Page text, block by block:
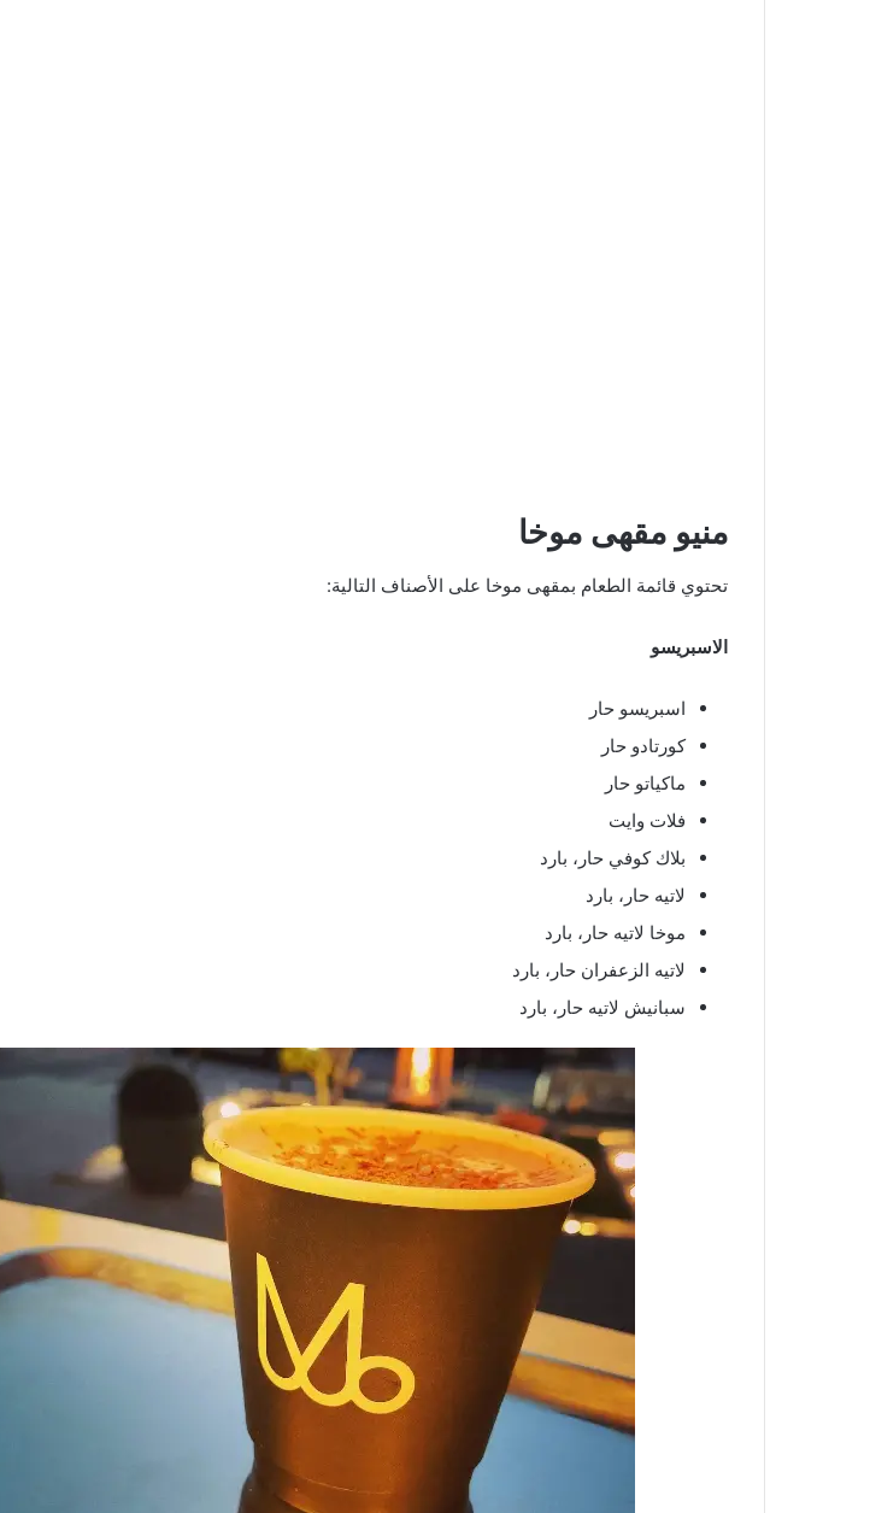
منيو مقهى موخا
تحتوي قائمة الطعام بمقهى موخا على الأصناف التالية:
الاسبريسو
اسبريسو حار
كورتادو حار
ماكياتو حار
فلات وايت
بلاك كوفي حار، بارد
لاتيه حار، بارد
موخا لاتيه حار، بارد
لاتيه الزعفران حار، بارد
سبانيش لاتيه حار، بارد